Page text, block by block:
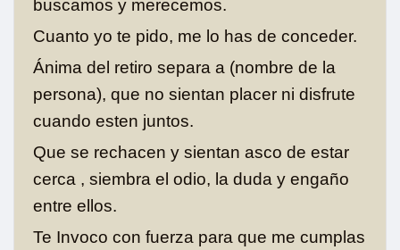
buscamos y merecemos.
Cuanto yo te pido, me lo has de conceder.
Ánima del retiro separa a (nombre de la
persona), que no sientan placer ni disfrute
cuando esten juntos.
Que se rechacen y sientan asco de estar
cerca , siembra el odio, la duda y engaño
entre ellos.
Te Invoco con fuerza para que me cumplas